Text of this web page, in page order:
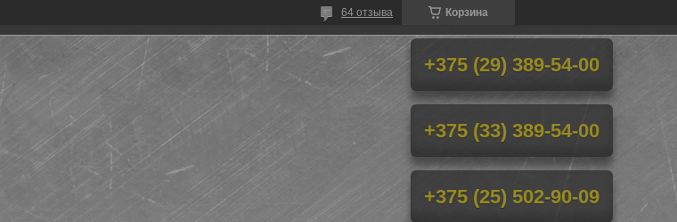
Корзина
64 отзыва
+375 (29) 389-54-00
+375 (33) 389-54-00
+375 (25) 502-90-09